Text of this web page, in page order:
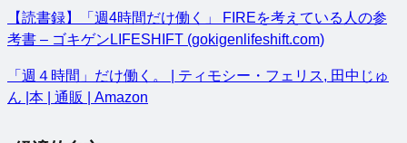
【読書録】「週4時間だけ働く」 FIREを考えている人の参
考書 – ゴキゲンLIFESHIFT (gokigenlifeshift.com)
「週４時間」だけ働く。 | ティモシー・フェリス, 田中じゅ
ん |本 | 通販 | Amazon